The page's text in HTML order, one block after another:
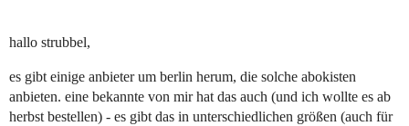
hallo strubbel,
es gibt einige anbieter um berlin herum, die solche abokisten
anbieten. eine bekannte von mir hat das auch (und ich wollte es ab
herbst bestellen) - es gibt das in unterschiedlichen größen (auch für